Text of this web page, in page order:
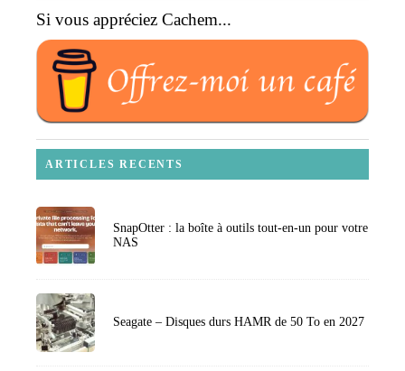
Si vous appréciez Cachem...
ARTICLES RECENTS
SnapOtter : la boîte à outils tout-en-un pour votre
NAS
Seagate – Disques durs HAMR de 50 To en 2027